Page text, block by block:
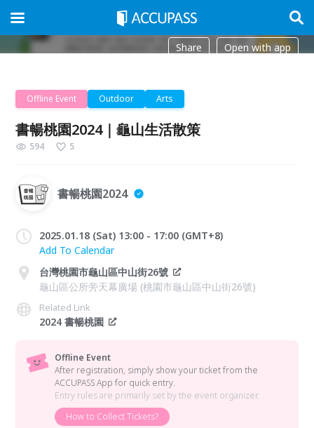
Share Open with app
Offline Event Outdoor Arts
書暢桃園2024｜龜山生活散策
594 5
書暢桃園2024
2025.01.18 (Sat) 13:00 - 17:00 (GMT+8)
Add To Calendar
台灣桃園市龜山區中山街26號
龜山區公所旁天幕廣場 (桃園市龜山區中山街26號)
Related Link
2024 書暢桃園
Offline Event
After registration, simply show your ticket from the
ACCUPASS App for quick entry.
Entry rules are primarily set by the event organizer.
How to Collect Tickets?